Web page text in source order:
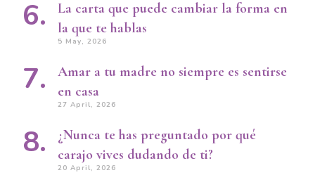
La carta que puede cambiar la forma en
la que te hablas
5 May, 2026
Amar a tu madre no siempre es sentirse
en casa
27 April, 2026
¿Nunca te has preguntado por qué
carajo vives dudando de ti?
20 April, 2026